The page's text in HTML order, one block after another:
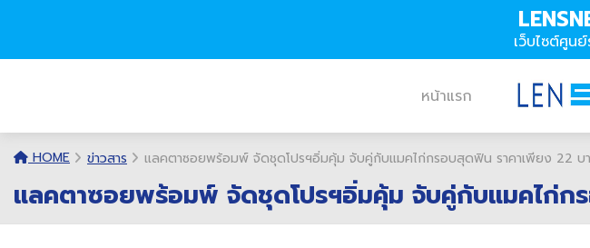
เว็บไซต์ศูน
หน้าแรก
HOME ข่าวสาร แลคตาซอยพร้อมพ์ จัดชุดโปรฯอิ่มคุ้ม จับคู่กับแมคไก่กรอบสุดฟิน ราคาเพียง 22 บ
แลคตาซอยพร้อมพ์ จัดชุดโปรฯอิ่มคุ้ม จับคู่กับแมคไก่ก